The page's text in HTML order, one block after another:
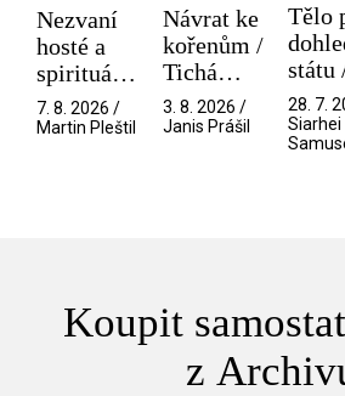
Nezvaní
hosté a
spirituální
narušitelé
z vesmíru
7. 8. 2026 /
Martin Pleštil
Návrat ke
kořenům /
Tichá
přítelkyně
3. 8. 2026 /
Janis Prášil
Tělo
státu
28. 7.
Siarhei
Koupit
z